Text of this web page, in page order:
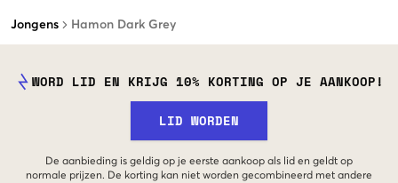
Jongens Hamon Dark Grey
WORD LID EN KRIJG 10% KORTING OP JE AANKOOP!
LID WORDEN
De aanbieding is geldig op je eerste aankoop als lid en geldt op
normale prijzen. De korting kan niet worden gecombineerd met andere